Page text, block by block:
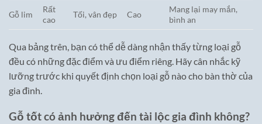
Gỗ lim
Rất
cao
Tối, vân đẹp Cao
Mang lại may mắn,
bình an
Qua bảng trên, bạn có thể dễ dàng nhận thấy từng loại gỗ
đều có những đặc điểm và ưu điểm riêng. Hãy cân nhắc kỹ
lưỡng trước khi quyết định chọn loại gỗ nào cho bàn thờ của
gia đình.
Gỗ tốt có ảnh hưởng đến tài lộc gia đình không?